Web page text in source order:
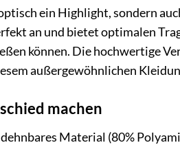
ein Highlight, sondern
an und bietet optimalen
können. Die hochwertige
außergewöhnlichen
machen
Material (80%